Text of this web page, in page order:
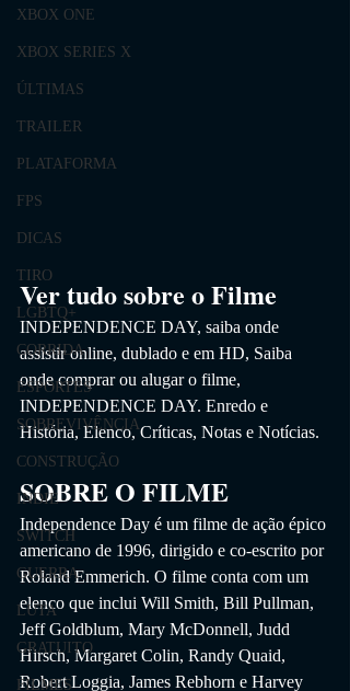
XBOX ONE
XBOX SERIES X
ÚLTIMAS
TRAILER
PLATAFORMA
FPS
DICAS
TIRO
LGBTQ+
CORRIDA
ESPORTES
SOBREVIVÊNCIA
CONSTRUÇÃO
INDIE
SWITCH
GUERRA
LUTA
GRATUITO
FILMES
Ver tudo sobre o Filme
INDEPENDENCE DAY, saiba onde
assistir online, dublado e em HD, Saiba
onde comprar ou alugar o filme,
INDEPENDENCE DAY. Enredo e
História, Elenco, Críticas, Notas e Notícias.
SOBRE O FILME
Independence Day é um filme de ação épico
americano de 1996, dirigido e co-escrito por
Roland Emmerich. O filme conta com um
elenco que inclui Will Smith, Bill Pullman,
Jeff Goldblum, Mary McDonnell, Judd
Hirsch, Margaret Colin, Randy Quaid,
Robert Loggia, James Rebhorn e Harvey